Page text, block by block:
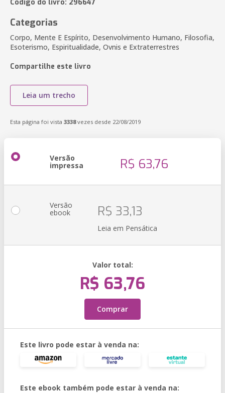
Código do livro: 296647
Categorias
Corpo, Mente E Espírito, Desenvolvimento Humano, Filosofia,
Esoterismo, Espiritualidade, Ovnis e Extraterrestres
Compartilhe este livro
Leia um trecho
Esta página foi vista 3338vezes desde 22/08/2019
Versão
impressa R$ 63,76
Versão
ebook R$ 33,13
Leia em Pensática
Valor total:
R$ 63,76
Comprar
Este livro pode estar à venda na:
Este ebook também pode estar à venda na: